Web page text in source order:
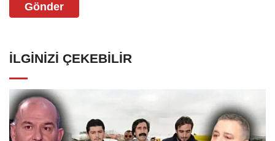
Gönder
İLGINIZI ÇEKEBILIR